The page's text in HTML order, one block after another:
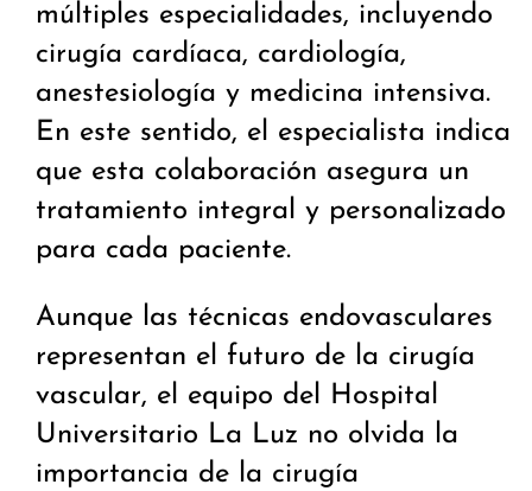
múltiples especialidades, incluyendo
cirugía cardíaca, cardiología,
anestesiología y medicina intensiva.
En este sentido, el especialista indica
que esta colaboración asegura un
tratamiento integral y personalizado
para cada paciente.
Aunque las técnicas endovasculares
representan el futuro de la cirugía
vascular, el equipo del Hospital
Universitario La Luz no olvida la
importancia de la cirugía